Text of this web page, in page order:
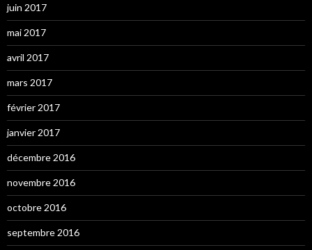
juin 2017
mai 2017
avril 2017
mars 2017
février 2017
janvier 2017
décembre 2016
novembre 2016
octobre 2016
septembre 2016